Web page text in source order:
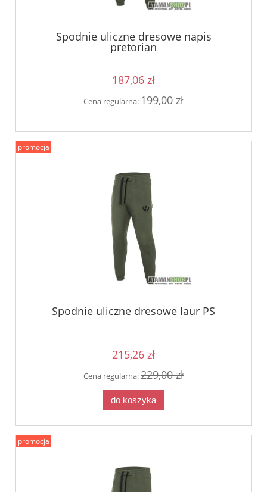
Spodnie uliczne dresowe napis
pretorian
187,06 zł
Cena regularna:199,00 zł
Spodnie uliczne dresowe laur PS
215,26 zł
Cena regularna:229,00 zł
do koszyka
promocja
promocja